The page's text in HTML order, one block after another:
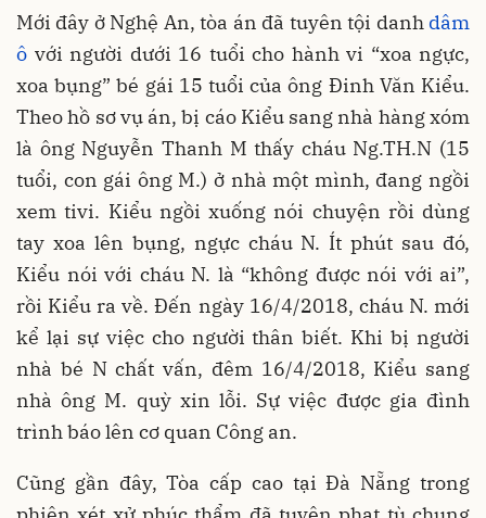
Mới đây ở Nghệ An, tòa án đã tuyên tội danh dâm
ô với người dưới 16 tuổi cho hành vi “xoa ngực,
xoa bụng” bé gái 15 tuổi của ông Đinh Văn Kiểu.
Theo hồ sơ vụ án, bị cáo Kiểu sang nhà hàng xóm
là ông Nguyễn Thanh M thấy cháu Ng.TH.N (15
tuổi, con gái ông M.) ở nhà một mình, đang ngồi
xem tivi. Kiểu ngồi xuống nói chuyện rồi dùng
tay xoa lên bụng, ngực cháu N. Ít phút sau đó,
Kiểu nói với cháu N. là “không được nói với ai”,
rồi Kiểu ra về. Đến ngày 16/4/2018, cháu N. mới
kể lại sự việc cho người thân biết. Khi bị người
nhà bé N chất vấn, đêm 16/4/2018, Kiểu sang
nhà ông M. quỳ xin lỗi. Sự việc được gia đình
trình báo lên cơ quan Công an.
Cũng gần đây, Tòa cấp cao tại Đà Nẵng trong